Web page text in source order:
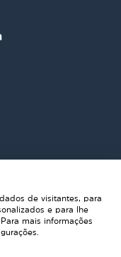
de visitantes, para
e para lhe
mais informações